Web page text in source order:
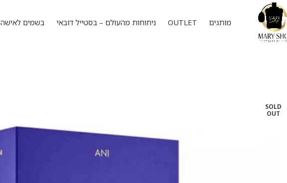
מותגים OUTLET ניחוחות מהעולם – בסטייל דובאי בשמים לאישה
SOLD
OUT